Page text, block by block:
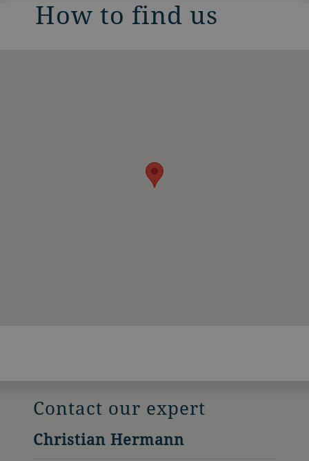
How to find us
Contact our expert
Christian Hermann